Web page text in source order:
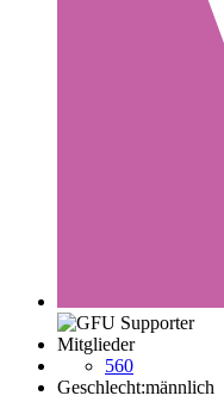
Mitglieder
560
Geschlecht:männlich